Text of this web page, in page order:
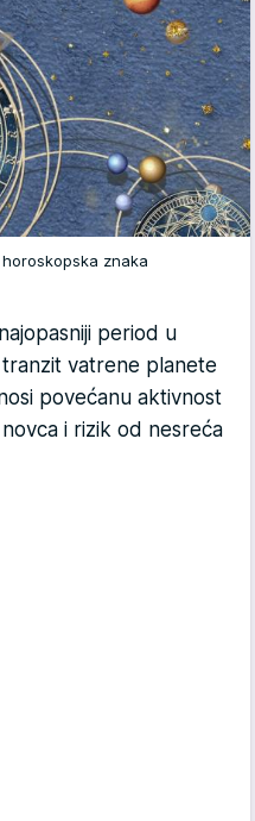
znaka
period u
vatrene planete
povećanu aktivnost
i rizik od nesreća